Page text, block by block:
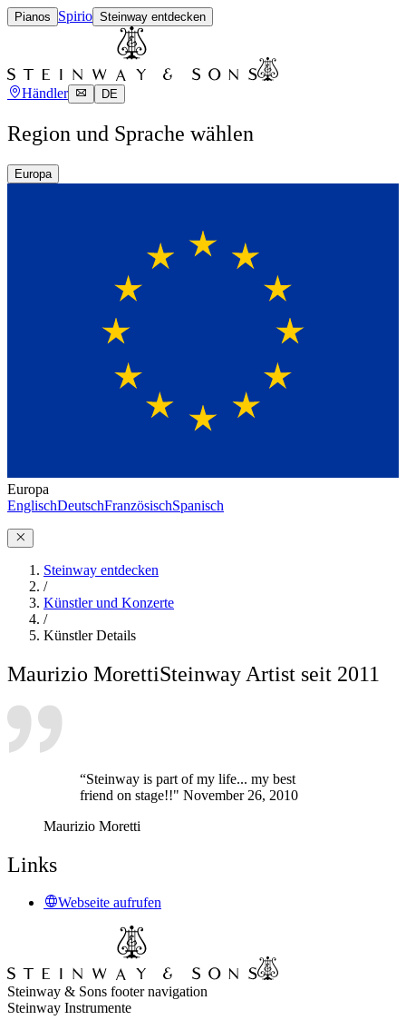
Pianos Spirio Steinway entdecken
Händler DE
Region und Sprache wählen
Europa
Europa
EnglischDeutschFranzösischSpanisch
Steinway entdecken
/
Künstler und Konzerte
/
Künstler Details
Maurizio MorettiSteinway Artist seit 2011
“Steinway is part of my life... my best
friend on stage!!" November 26, 2010
Maurizio Moretti
Links
Webseite aufrufen
Steinway & Sons footer navigation
Steinway Instrumente